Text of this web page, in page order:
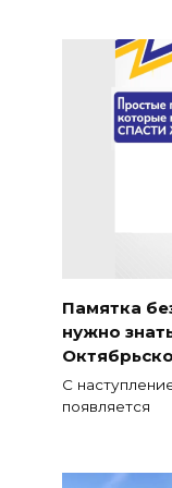
Памятка
нужно
С
появляется